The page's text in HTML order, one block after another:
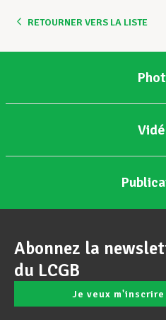
RETOURNER VERS LA LISTE
Abonnez la
du LCGB
Je veux m'inscrire